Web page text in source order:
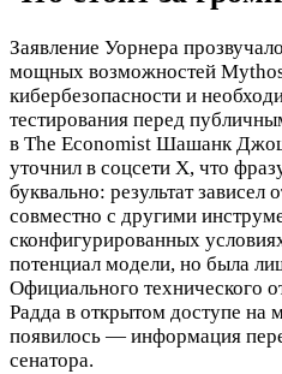
Заявление Уорнера
мощных возможностей
кибербезопасности и
тестирования перед
в The Economist Шашанк
уточнил в соцсети X, что
буквально: результат
совместно с другими
сконфигурированных
потенциал модели, но была
Официального технического
Радда в открытом доступе на
появилось — информация
сенатора.